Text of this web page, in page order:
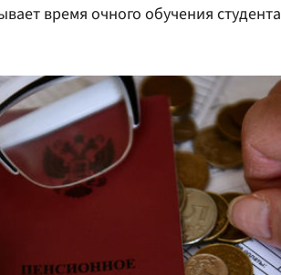
время очного обучения студента